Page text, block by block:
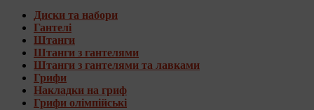
Диски та набори
Гантелі
Штанги
Штанги з гантелями
Штанги з гантелями та лавками
Грифи
Накладки на гриф
Грифи олімпійські